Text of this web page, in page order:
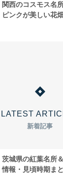
関西のコスモス名
ピンクが美しい花
LATEST
新着記事
茨城県の紅葉名所
情報・見頃時期ま